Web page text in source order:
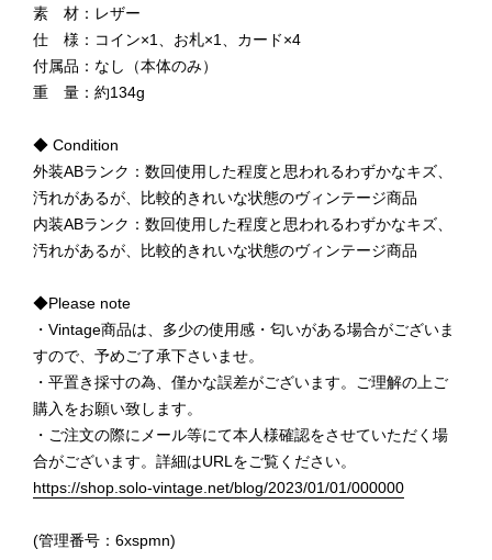
素 材：レザー
仕 様：コイン×1、お札×1、カード×4
付属品：なし（本体のみ）
重 量：約134g
◆ Condition
外装ABランク：数回使用した程度と思われるわずかなキズ、
汚れがあるが、比較的きれいな状態のヴィンテージ商品
内装ABランク：数回使用した程度と思われるわずかなキズ、
汚れがあるが、比較的きれいな状態のヴィンテージ商品
◆Please note
・Vintage商品は、多少の使用感・匂いがある場合がございま
すので、予めご了承下さいませ。
・平置き採寸の為、僅かな誤差がございます。ご理解の上ご
購入をお願い致します。
・ご注文の際にメール等にて本人様確認をさせていただく場
合がございます。詳細はURLをご覧ください。
https://shop.solo-vintage.net/blog/2023/01/01/000000
(管理番号：6xspmn)